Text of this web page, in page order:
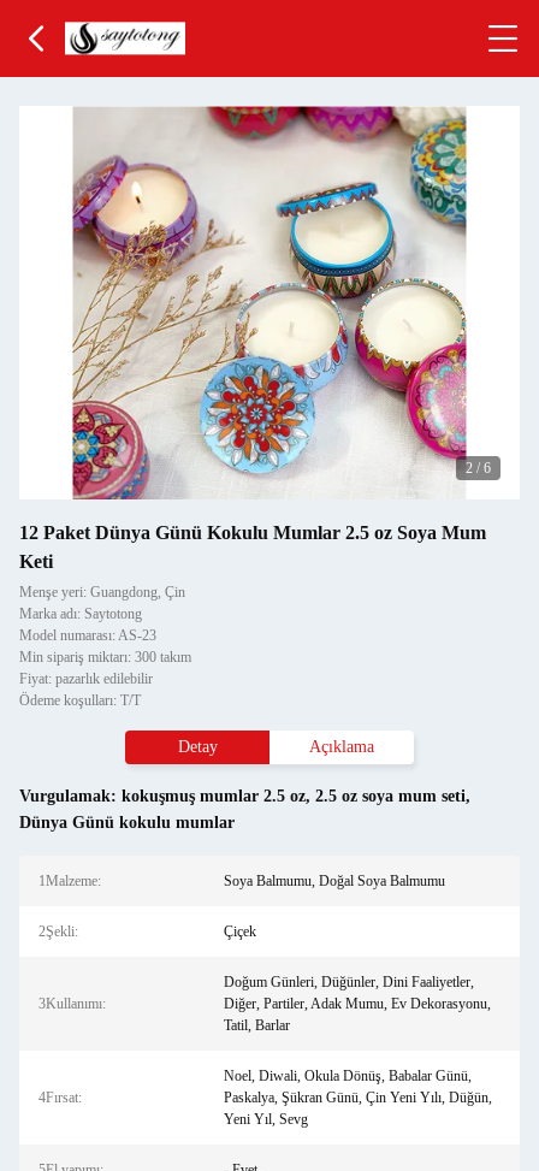
3 / 6
12 Paket Dünya Günü Kokulu Mumlar 2.5 oz Soya Mum
Keti
Menşe yeri: Guangdong, Çin
Marka adı: Saytotong
Model numarası: AS-23
Min sipariş miktarı: 300 takım
Fiyat: pazarlık edilebilir
Ödeme koşulları: T/T
Detay Açıklama
Vurgulamak: kokuşmuş mumlar 2.5 oz, 2.5 oz soya mum seti,
Dünya Günü kokulu mumlar
1Malzeme: Soya Balmumu, Doğal Soya Balmumu
2Şekli: Çiçek
3Kullanımı:
Doğum Günleri, Düğünler, Dini Faaliyetler,
Diğer, Partiler, Adak Mumu, Ev Dekorasyonu,
Tatil, Barlar
4Fırsat:
Noel, Diwali, Okula Dönüş, Babalar Günü,
Paskalya, Şükran Günü, Çin Yeni Yılı, Düğün,
Yeni Yıl, Sevg